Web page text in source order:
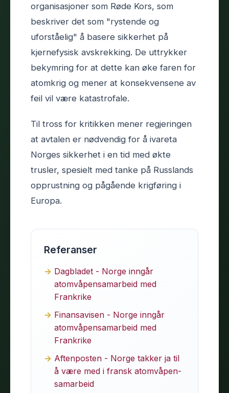
organisasjoner som Røde Kors, som
beskriver det som "rystende og
uforståelig" å basere sikkerhet på
kjernefysisk avskrekking. De uttrykker
bekymring for at dette kan øke faren for
atomkrig og mener at konsekvensene av
feil vil være katastrofale.
Til tross for kritikken mener regjeringen
at avtalen er nødvendig for å ivareta
Norges sikkerhet i en tid med økte
trusler, spesielt med tanke på Russlands
opprustning og pågående krigføring i
Europa.
Referanser
Dagbladet - Norge inngår
atomvåpensamarbeid med
Frankrike
Finansavisen - Norge inngår
atomvåpensamarbeid med
Frankrike
Aftenposten - Norge takker ja til
å være med i fransk atomvåpen-
samarbeid